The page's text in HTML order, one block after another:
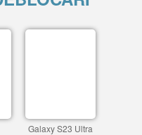
Galaxy S23 Ultra